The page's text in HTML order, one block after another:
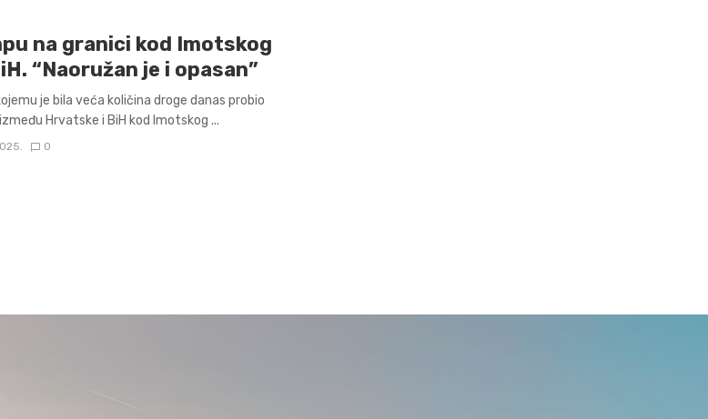
na granici kod Imotskog
“Naoružan je i opasan”
je bila veća količina droge danas probio
Hrvatske i BiH kod Imotskog ...
0